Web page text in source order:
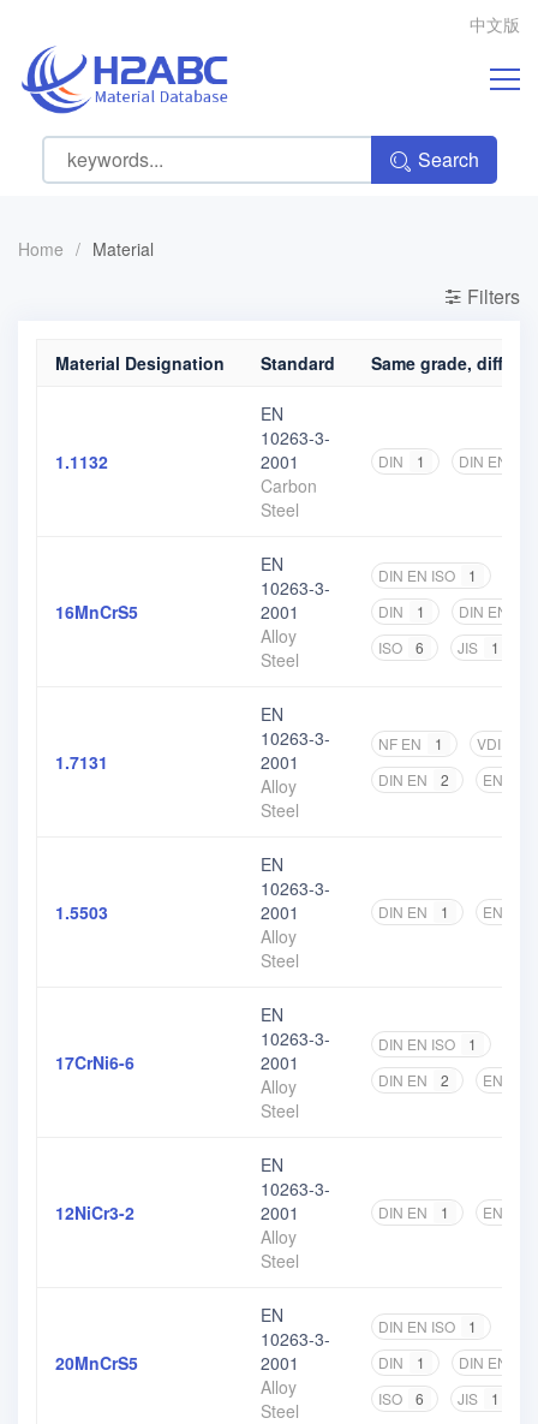
中文版
Search
Home / Material
Filters
Material Designation Standard Same grade,
1.1132
EN
10263-3-
2001
Carbon
Steel
DIN 1 DIN EN
16MnCrS5
EN
10263-3-
2001
Alloy
Steel
DIN EN ISO 1
DIN
1 DIN EN
ISO
6 JIS 1
1.7131
EN
10263-3-
2001
Alloy
Steel
NF EN 1 VDI
DIN EN
2 EN
1.5503
EN
10263-3-
2001
Alloy
Steel
DIN EN 1 EN
17CrNi6-6
EN
10263-3-
2001
Alloy
Steel
DIN EN ISO 1
DIN EN
2 EN
12NiCr3-2
EN
10263-3-
2001
Alloy
Steel
DIN EN 1 EN
20MnCrS5
EN
10263-3-
2001
Alloy
Steel
DIN EN ISO 1
DIN
1 DIN EN
ISO
6 JIS 1